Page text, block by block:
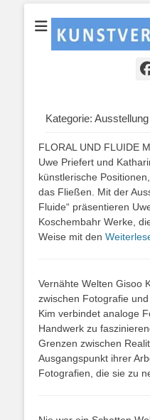
mit der
Kategorie:
FLORAL UND FLUIDE
Uwe Priefert und
künstlerische
das Fließen. Mit der
Fluide“ präsentieren
Koschembahr Werke,
Weise mit den
Vernähte Welten Gisoo
zwischen Fotografie
Kim verbindet analoge
Handwerk zu
Grenzen zwischen
Ausgangspunkt ihrer
Fotografien, die sie zu